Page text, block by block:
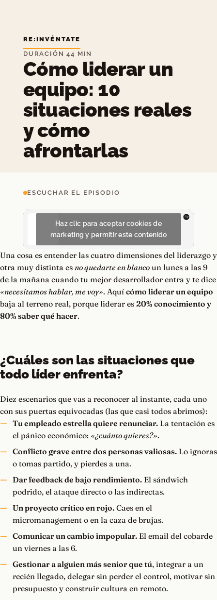
RE:INVÉNTATE
DURACIÓN 44 MIN
Cómo liderar un
equipo: 10
situaciones reales
y cómo
afrontarlas
ESCUCHAR EL EPISODIO
Haz clic para aceptar cookies de
marketing y permitir este contenido
Una cosa es entender las cuatro dimensiones del liderazgo y
otra muy distinta es no quedarte en blanco un lunes a las 9
de la mañana cuando tu mejor desarrollador entra y te dice
«necesitamos hablar, me voy». Aquí cómo liderar un equipo
baja al terreno real, porque liderar es 20% conocimiento y
80% saber qué hacer.
¿Cuáles son las situaciones que
todo líder enfrenta?
Diez escenarios que vas a reconocer al instante, cada uno
con sus puertas equivocadas (las que casi todos abrimos):
Tu empleado estrella quiere renunciar.La tentación es
el pánico económico: «¿cuánto quieres?».
Conflicto grave entre dos personas valiosas.Lo ignoras
o tomas partido, y pierdes a una.
Dar feedback de bajo rendimiento.El sándwich
podrido, el ataque directo o las indirectas.
Un proyecto crítico en rojo.Caes en el
micromanagement o en la caza de brujas.
Comunicar un cambio impopular.El email del cobarde
un viernes a las 6.
Gestionar a alguien más senior que tú, integrar a un
recién llegado, delegar sin perder el control, motivar sin
presupuesto y construir cultura en remoto.